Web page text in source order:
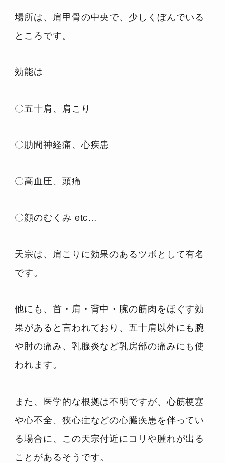
場所は、肩甲骨の中央で、少しくぼんでいる
ところです。
効能は
〇五十肩、肩こり
〇肋間神経痛、心疾患
〇高血圧、頭痛
〇顔のむくみ etc…
天宗は、肩こりに効果のあるツボとして有名
です。
他にも、首・肩・背中・腕の筋肉をほぐす効
果があると言われており、五十肩以外にも腕
や肘の痛み、乳腺炎など乳房部の痛みにも使
われます。
また、医学的な根拠は不明ですが、心筋梗塞
や心不全、狭心症などの心臓疾患を伴ってい
る場合に、この天宗付近にコリや腫れが出る
ことがあるそうです。